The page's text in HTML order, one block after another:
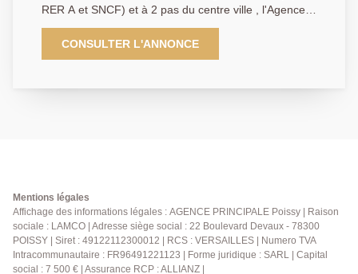
RER A et SNCF) et à 2 pas du centre ville , l'Agence
Principale de Poissy vous propose ce bel appartement
de 78m2 dans une copropriété de taille humaine et de
caractère. Il se compose d'une entrée desservant un
J.A)
CONSULTER L'ANNONCE
Mentions légales
Affichage des informations légales : AGENCE PRINCIPALE Poissy | Raison
sociale : LAMCO | Adresse siège social : 22 Boulevard Devaux - 78300
POISSY | Siret : 49122112300012 | RCS : VERSAILLES | Numero TVA
Intracommunautaire : FR96491221123 | Forme juridique : SARL | Capital
social : 7 500 € | Assurance RCP : ALLIANZ |